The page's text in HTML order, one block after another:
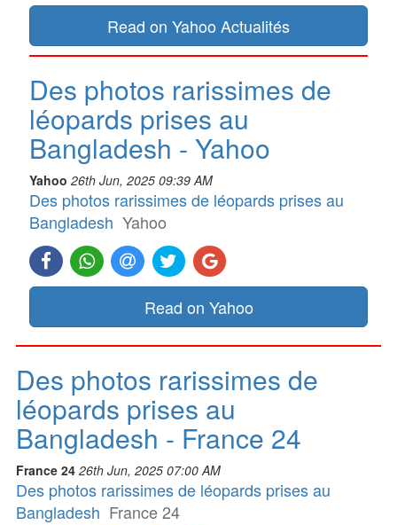
Read on Yahoo Actualités
Des photos rarissimes de
léopards prises au
Bangladesh - Yahoo
Yahoo 26th Jun, 2025 09:39 AM
Des photos rarissimes de léopards prises au
Bangladesh Yahoo
Read on Yahoo
Des photos rarissimes de
léopards prises au
Bangladesh - France 24
France 24 26th Jun, 2025 07:00 AM
Des photos rarissimes de léopards prises au
Bangladesh France 24